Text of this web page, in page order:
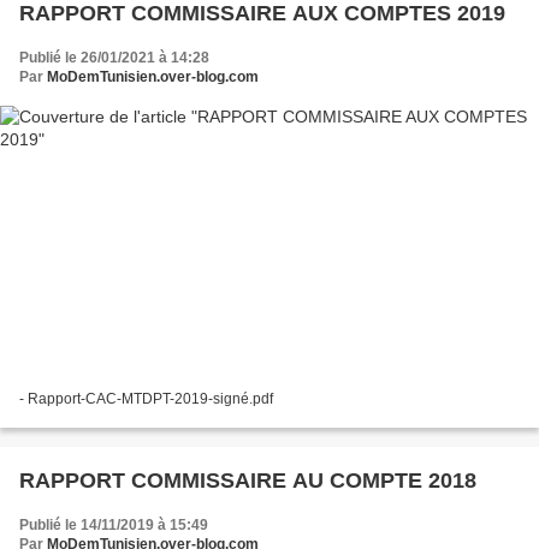
RAPPORT COMMISSAIRE AUX COMPTES 2019
Publié le 26/01/2021 à 14:28
Par MoDemTunisien.over-blog.com
- Rapport-CAC-MTDPT-2019-signé.pdf
RAPPORT COMMISSAIRE AU COMPTE 2018
Publié le 14/11/2019 à 15:49
Par MoDemTunisien.over-blog.com